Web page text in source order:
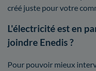
créé juste pour votre
L'électricité est en
joindre Enedis ?
Pour pouvoir mieux